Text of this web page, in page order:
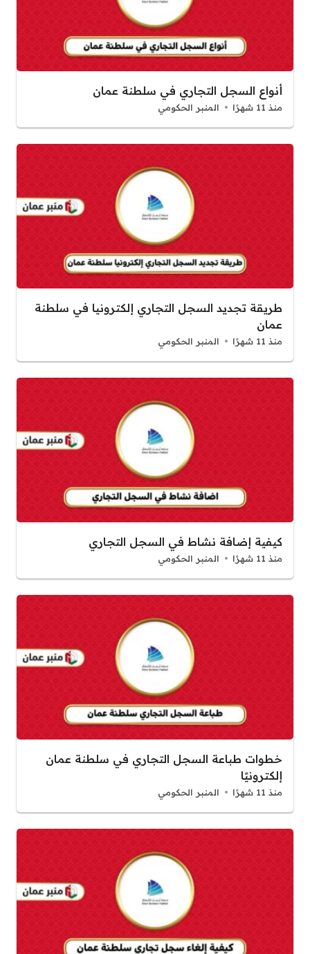
أنواع السجل التجاري في سلطنة عمان
منذ 11 شهرًا المنبر الحكومي
طريقة تجديد السجل التجاري إلكترونيا في سلطنة
عمان
منذ 11 شهرًا المنبر الحكومي
كيفية إضافة نشاط في السجل التجاري
منذ 11 شهرًا المنبر الحكومي
خطوات طباعة السجل التجاري في سلطنة عمان
إلكترونيًا
منذ 11 شهرًا المنبر الحكومي